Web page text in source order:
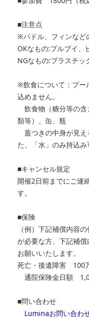
■注意点
※パドル、フィンなど
OKなもの:プルブイ、
NGなもの:プラスチッ
※飲食について：プー
込めません。
飲食物（糖分等の含
類等）、缶、瓶
蓋つきの中身が見え
た、「水」のみ持込み
■キャンセル規定
開催2日前までにご連
す。
■保険
（例）下記補償内容
が必要な方、下記補
お願いいたします。
死亡・後遺障害
通院保険金日額
■問い合わせ
Luminaお問い合わ